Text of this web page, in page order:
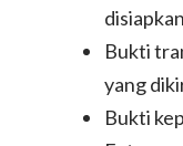
Bukti
yang
Bukti